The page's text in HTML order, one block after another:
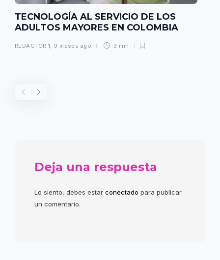
TECNOLOGÍA AL SERVICIO DE LOS
ADULTOS MAYORES EN COLOMBIA
REDACTOR 1, 9 meses ago 3 min
Deja una respuesta
Lo siento, debes estar conectado para publicar
un comentario.